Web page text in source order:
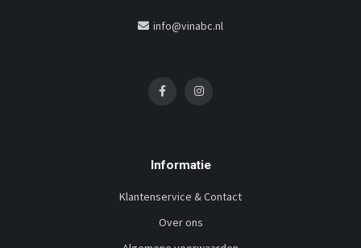
info@vinabc.nl
Informatie
Klantenservice & Contact
Over ons